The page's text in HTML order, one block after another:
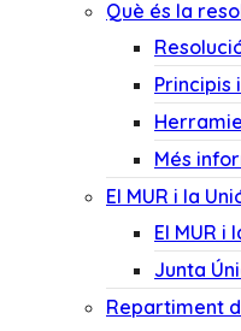
Què és la
Principis
Més
El MUR i la
El MUR i
Junta
Repartiment